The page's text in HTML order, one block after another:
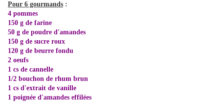
Pour 6 gourmands :
4 pommes
150 g de farine
50 g de poudre d'amandes
150 g de sucre roux
120 g de beurre fondu
2 oeufs
1 cs de cannelle
1/2 bouchon de rhum brun
1 cs d'extrait de vanille
1 poignée d'amandes effilées